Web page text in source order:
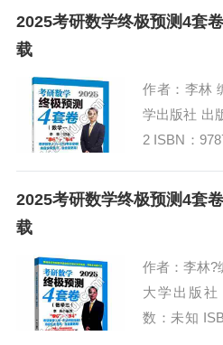
容简...
2025考研数学终极预测4套
载
作者：李林
学出版社 出
2 ISBN：
2025考研数学终极预测4套
载
作者：李林?
大学出版社
数：未知